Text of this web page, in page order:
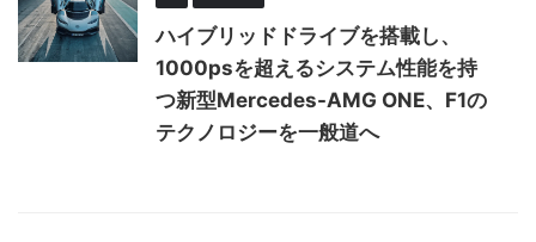
ハイブリッドドライブを搭載し、
1000psを超えるシステム性能を持
つ新型Mercedes-AMG ONE、F1の
テクノロジーを一般道へ